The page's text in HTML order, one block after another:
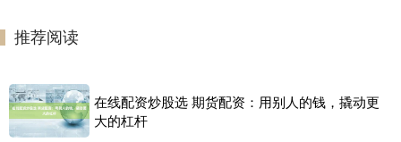
推荐阅读
在线配资炒股选 期货配资：用别人的钱，撬动更
大的杠杆